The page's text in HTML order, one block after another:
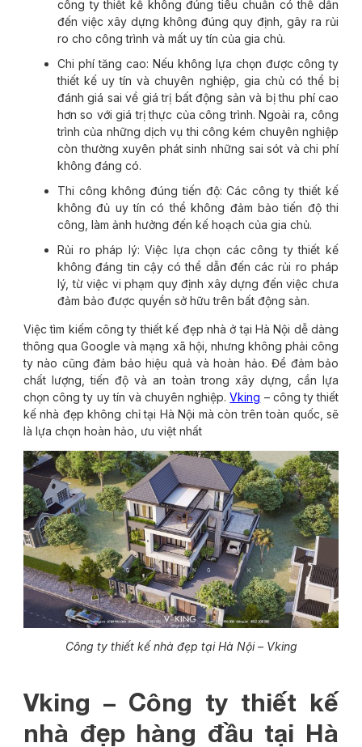
công ty thiết kế không đúng tiêu chuẩn có thể dẫn
đến việc xây dựng không đúng quy định, gây ra rủi
ro cho công trình và mất uy tín của gia chủ.
Chi phí tăng cao: Nếu không lựa chọn được công ty
thiết kế uy tín và chuyên nghiệp, gia chủ có thể bị
đánh giá sai về giá trị bất động sản và bị thu phí cao
hơn so với giá trị thực của công trình. Ngoài ra, công
trình của những dịch vụ thi công kém chuyên nghiệp
còn thường xuyên phát sinh những sai sót và chi phí
không đáng có.
Thi công không đúng tiến độ: Các công ty thiết kế
không đủ uy tín có thể không đảm bảo tiến độ thi
công, làm ảnh hưởng đến kế hoạch của gia chủ.
Rủi ro pháp lý: Việc lựa chọn các công ty thiết kế
không đáng tin cậy có thể dẫn đến các rủi ro pháp
lý, từ việc vi phạm quy định xây dựng đến việc chưa
đảm bảo được quyền sở hữu trên bất động sản.
Việc tìm kiếm công ty thiết kế đẹp nhà ở tại Hà Nội dễ dàng
thông qua Google và mạng xã hội, nhưng không phải công
ty nào cũng đảm bảo hiệu quả và hoàn hảo. Để đảm bảo
chất lượng, tiến độ và an toàn trong xây dựng, cần lựa
chọn công ty uy tín và chuyên nghiệp.Vking – công ty thiết
kế nhà đẹp không chỉ tại Hà Nội mà còn trên toàn quốc, sẽ
là lựa chọn hoàn hảo, ưu việt nhất
Công ty thiết kế nhà đẹp tại Hà Nội – Vking
Vking – Công ty thiết kế
nhà đẹp hàng đầu tại Hà